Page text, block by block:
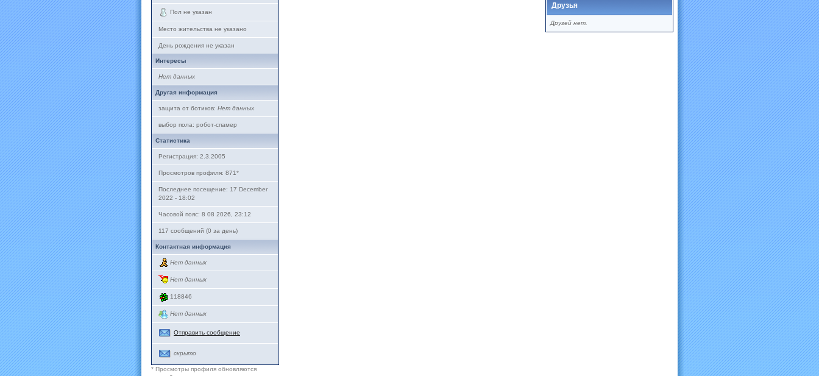
Пол не указан
Место жительства не указано
День рождения не указан
Интересы
Нет данных
Другая информация
защита от ботиков: Нет данных
выбор пола: робот-спамер
Статистика
Регистрация: 2.3.2005
Просмотров профиля: 871*
Последнее посещение: 17 December
2022 - 18:02
Часовой пояс: 8 08 2026, 23:12
117 сообщений (0 за день)
Контактная информация
Нет данных
Нет данных
118846
Нет данных
Отправить сообщение
скрыто
* Просмотры профиля обновляются
Друзья
Друзей нет.